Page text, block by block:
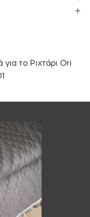
το Ριχτάρι Ori